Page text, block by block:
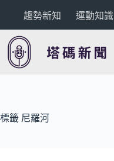
要
內
趨勢新知 運動知識
標籤 尼羅河